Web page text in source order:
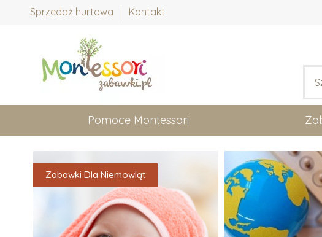
Sprzedaż hurtowa Kontakt
Pomoce Montessori
Zabawki Dla Niemowląt